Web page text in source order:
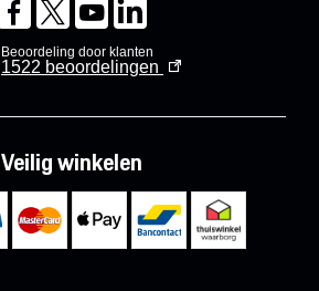
Beoordeling door klanten
1522 beoordelingen
Veilig winkelen